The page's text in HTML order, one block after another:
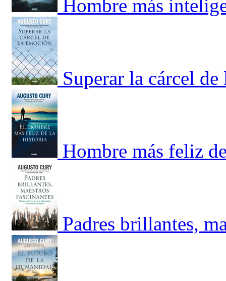
Hombre más
Superar la cárcel
Hombre más feliz
Padres brillantes,